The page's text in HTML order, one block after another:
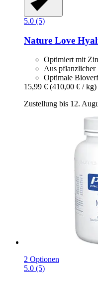
5.0 (5)
Nature Love
Optimiert mit
Aus pflanzlicher
Optimale
15,99 € (410,00 € / kg)
Zustellung bis 12.
2 Optionen
5.0 (5)